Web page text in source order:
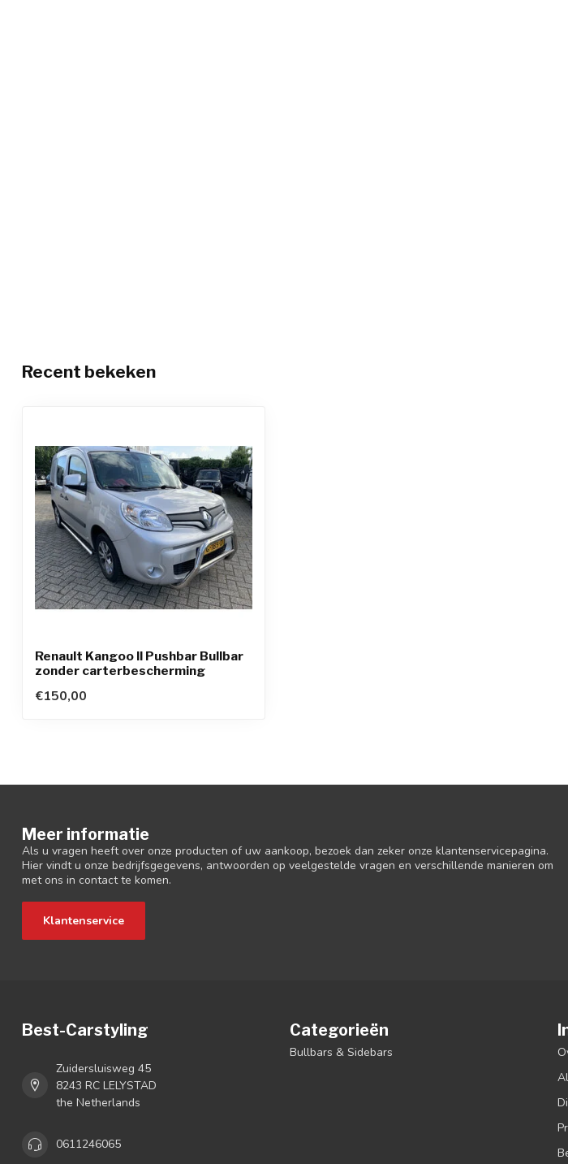
Recent bekeken
Renault Kangoo II Pushbar Bullbar
zonder carterbescherming
€150,00
Meer informatie
Als u vragen heeft over onze producten of uw aankoop, bezoek dan zeker onze klantenservicepagina.
Hier vindt u onze bedrijfsgegevens, antwoorden op veelgestelde vragen en verschillende manieren om
met ons in contact te komen.
Klantenservice
Best-Carstyling
Zuidersluisweg 45
8243 RC LELYSTAD
the Netherlands
0611246065
Categorieën
Bullbars & Sidebars